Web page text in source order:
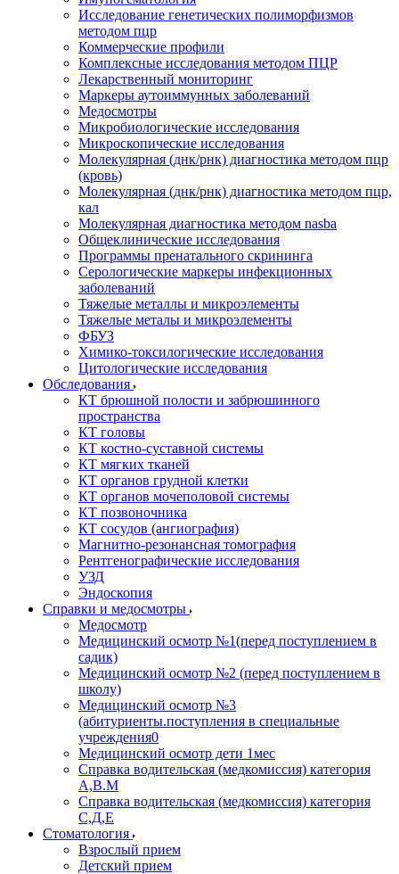
Исследование генетических полиморфизмов
методом пцр
Коммерческие профили
Комплексные исследования методом ПЦР
Лекарственный мониторинг
Маркеры аутоиммунных заболеваний
Медосмотры
Микробиологические исследования
Микроскопические исследования
Молекулярная (днк/рнк) диагностика методом пцр
(кровь)
Молекулярная (днк/рнк) диагностика методом пцр,
кал
Молекулярная диагностика методом nasba
Общеклинические исследования
Программы пренатального скрининга
Серологические маркеры инфекционных
заболеваний
Тяжелые металлы и микроэлементы
Тяжелые металы и микроэлементы
ФБУЗ
Химико-токсилогические исследования
Цитологические исследования
Обследования
КТ брюшной полости и забрюшинного
пространства
КТ головы
КТ костно-суставной системы
КТ мягких тканей
КТ органов грудной клетки
КТ органов мочеполовой системы
КТ позвоночника
КТ сосудов (ангиография)
Магнитно-резонансная томография
Рентгенографические исследования
УЗД
Эндоскопия
Справки и медосмотры
Медосмотр
Медицинский осмотр №1(перед поступлением в
садик)
Медицинский осмотр №2 (перед поступлением в
школу)
Медицинский осмотр №3
(абитуриенты.поступления в специальные
учреждения0
Медицинский осмотр дети 1мес
Справка водительская (медкомиссия) категория
А,В.М
Справка водительская (медкомиссия) категория
С,Д,Е
Стоматология
Взрослый прием
Детский прием